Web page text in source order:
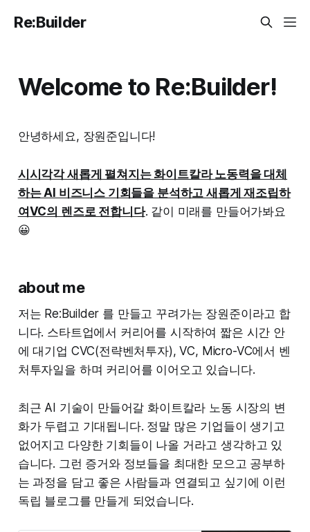
Re:Builder
Welcome to Re:Builder!
안녕하세요, 장원준입니다!
시시각각 새롭게 펼쳐지는 화이트칼라 노동력을 대체
하는 AI 비즈니스 기회들을 분석하고 새롭게 재조립하
여VC의 렌즈로 전합니다. 같이 미래를 만들어가봐요
😀
about me
저는 Re:Builder 를 만들고 꾸려가는 장원준이라고 합
니다. 스타트업에서 커리어를 시작하여 짧은 시간 안
에 대기업 CVC(전략벤처투자), VC, Micro-VC에서 벤
처투자일을 하며 커리어를 이어오고 있습니다.
최근 AI 기술이 만들어갈 화이트칼라 노동 시장의 변
화가 두렵고 기대됩니다. 정말 많은 기업들이 생기고
없어지고 다양한 기회들이 나올 거라고 생각하고 있
습니다. 그런 증거와 정보들을 최대한 모으고 공부하
는 과정을 담고 좋은 사람들과 연결되고 싶기에 이런
독립 블로그를 만들게 되었습니다.